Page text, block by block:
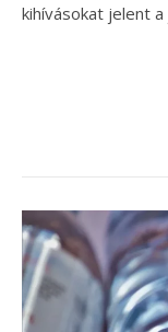
kihívásokat jelent